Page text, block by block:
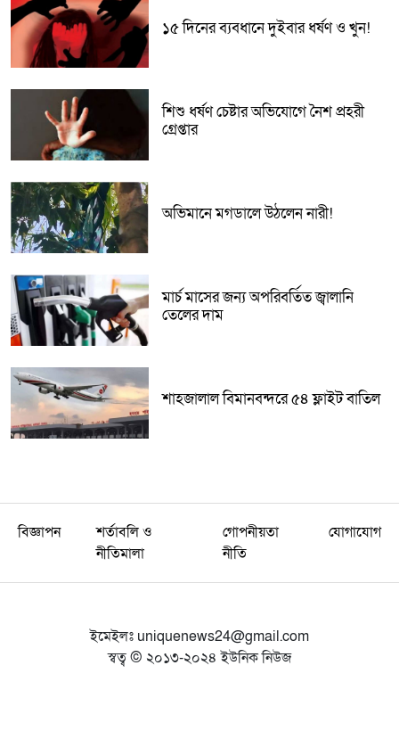
১৫ দিনের ব্যবধানে দুইবার ধর্ষণ ও খুন!
শিশু ধর্ষণ চেষ্টার অভিযোগে নৈশ প্রহরী
গ্রেপ্তার
অভিমানে মগডালে উঠলেন নারী!
মার্চ মাসের জন্য অপরিবর্তিত জ্বালানি
তেলের দাম
শাহজালাল বিমানবন্দরে ৫৪ ফ্লাইট বাতিল
বিজ্ঞাপন
শর্তাবলি ও
নীতিমালা
গোপনীয়তা
নীতি
যোগাযোগ
ইমেইলঃ uniquenews24@gmail.com
স্বত্ব © ২০১৩-২০২৪ ইউনিক নিউজ